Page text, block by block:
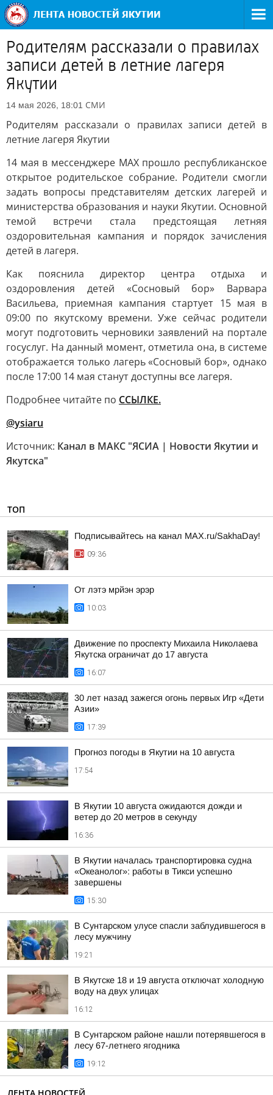
Родителям рассказали о правилах
записи детей в летние лагеря
Якутии
14 мая 2026, 18:01 СМИ
Родителям рассказали о правилах записи детей в
летние лагеря Якутии
14 мая в мессенджере MAX прошло республиканское
открытое родительское собрание. Родители смогли
задать вопросы представителям детских лагерей и
министерства образования и науки Якутии. Основной
темой встречи стала предстоящая летняя
оздоровительная кампания и порядок зачисления
детей в лагеря.
Как пояснила директор центра отдыха и
оздоровления детей «Сосновый бор» Варвара
Васильева, приемная кампания стартует 15 мая в
09:00 по якутскому времени. Уже сейчас родители
могут подготовить черновики заявлений на портале
госуслуг. На данный момент, отметила она, в системе
отображается только лагерь «Сосновый бор», однако
после 17:00 14 мая станут доступны все лагеря.
Подробнее читайте по ССЫЛКЕ.
@ysiaru
Источник: Канал в МАКС "ЯСИА | Новости Якутии и
Якутска"
ТОП
Подписывайтесь на канал MAX.ru/SakhaDay!
09:36
От лэтэ мрйэн эрэр
10:03
Движение по проспекту Михаила Николаева
Якутска ограничат до 17 августа
16:07
30 лет назад зажегся огонь первых Игр «Дети
Азии»
17:39
Прогноз погоды в Якутии на 10 августа
17:54
В Якутии 10 августа ожидаются дожди и
ветер до 20 метров в секунду
16:36
В Якутии началась транспортировка судна
«Океанолог»: работы в Тикси успешно
завершены
15:30
В Сунтарском улусе спасли заблудившегося в
лесу мужчину
19:21
В Якутске 18 и 19 августа отключат холодную
воду на двух улицах
16:12
В Сунтарском районе нашли потерявшегося в
лесу 67-летнего ягодника
19:12